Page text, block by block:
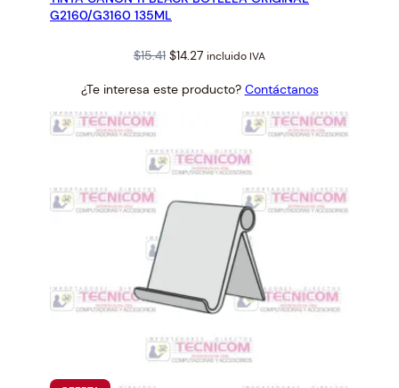
G2160/G3160 135ML
$15.41 Original
was:
$14.27Current
is:
incluido IVA
¿Te interesa este producto? Contáctanos